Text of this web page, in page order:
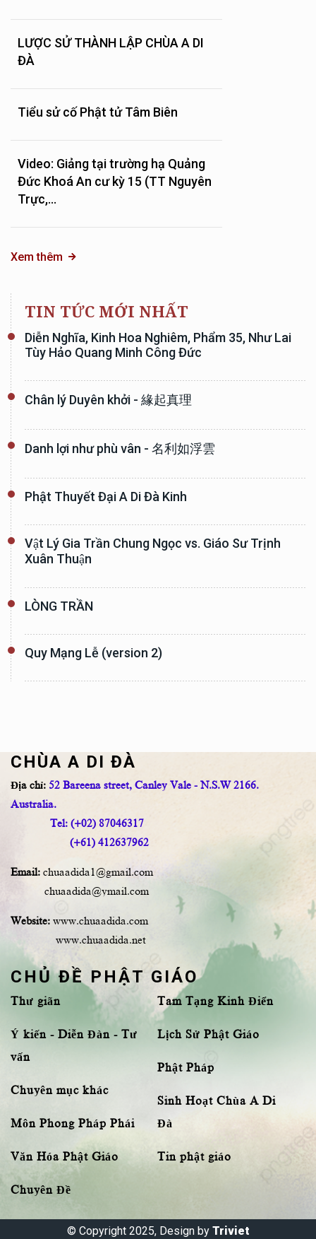
LƯỢC SỬ THÀNH LẬP CHÙA A DI
ĐÀ
Tiểu sử cố Phật tử Tâm Biên
Video: Giảng tại trường hạ Quảng
Đức Khoá An cư kỳ 15 (TT Nguyên
Trực,...
Xem thêm
TIN TỨC MỚI NHẤT
Diễn Nghĩa, Kinh Hoa Nghiêm, Phẩm 35, Như Lai
Tùy Hảo Quang Minh Công Đức
Chân lý Duyên khởi - 緣起真理
Danh lợi như phù vân - 名利如浮雲
Phật Thuyết Đại A Di Đà Kinh
Vật Lý Gia Trần Chung Ngọc vs. Giáo Sư Trịnh
Xuân Thuận
LÒNG TRẦN
Quy Mạng Lễ (version 2)
CHÙA A DI ĐÀ
Địa chỉ: 52 Bareena street, Canley Vale - N.S.W 2166.
Australia.
Tel: (+02) 87046317
(+61) 412637962
Email: chuaadida1@gmail.com
chuaadida@ymail.com
Website: www.chuaadida.com
www.chuaadida.net
CHỦ ĐỀ PHẬT GIÁO
Thư giãn
Ý kiến - Diễn Đàn - Tư
vấn
Chuyên mục khác
Môn Phong Pháp Phái
Văn Hóa Phật Giáo
Chuyên Đề
Tam Tạng Kinh Điển
Lịch Sử Phật Giáo
Phật Pháp
Sinh Hoạt Chùa A Di
Đà
Tin phật giáo
© Copyright 2025, Design by Triviet